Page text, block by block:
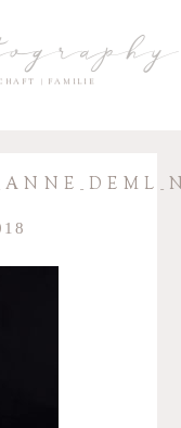
| FAMILIE